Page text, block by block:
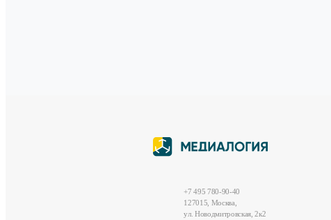
+7 495 780-90-40
127015, Москва,
ул. Новодмитровская, 2к2